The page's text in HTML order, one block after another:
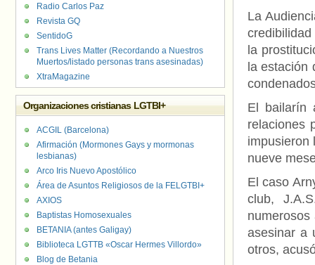
La
la
la estación
El bailarín
relaciones
impusieron
nueve
El caso
club,
numerosos
asesinar a
otros,
Radio Carlos Paz
Revista GQ
SentidoG
Trans Lives Matter (Recordando a Nuestros
Muertos/listado personas trans asesinadas)
XtraMagazine
Organizaciones cristianas LGTBI+
ACGIL (Barcelona)
Afirmación (Mormones Gays y mormonas
lesbianas)
Arco Iris Nuevo Apostólico
Área de Asuntos Religiosos de la FELGTBI+
AXIOS
Baptistas Homosexuales
BETANIA (antes Galigay)
Biblioteca LGTTB «Oscar Hermes Villordo»
Blog de Betania